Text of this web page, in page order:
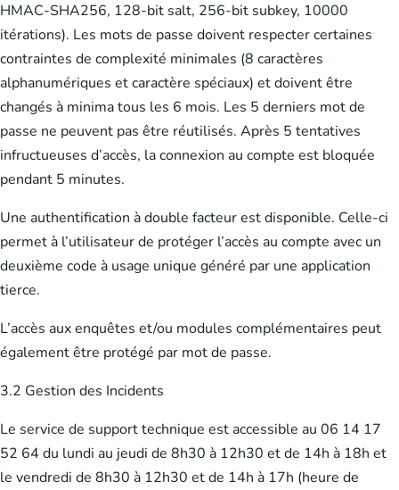
HMAC-SHA256, 128-bit salt, 256-bit subkey, 10000
itérations). Les mots de passe doivent respecter certaines
contraintes de complexité minimales (8 caractères
alphanumériques et caractère spéciaux) et doivent être
changés à minima tous les 6 mois. Les 5 derniers mot de
passe ne peuvent pas être réutilisés. Après 5 tentatives
infructueuses d’accès, la connexion au compte est bloquée
pendant 5 minutes.
Une authentification à double facteur est disponible. Celle-ci
permet à l’utilisateur de protéger l’accès au compte avec un
deuxième code à usage unique généré par une application
tierce.
L’accès aux enquêtes et/ou modules complémentaires peut
également être protégé par mot de passe.
3.2 Gestion des Incidents
Le service de support technique est accessible au 06 14 17
52 64 du lundi au jeudi de 8h30 à 12h30 et de 14h à 18h et
le vendredi de 8h30 à 12h30 et de 14h à 17h (heure de